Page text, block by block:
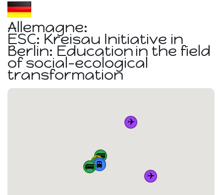
Allemagne:
ESC: Kreisau Initiative in
Berlin: Education in the field
of social-ecological
transformation
🏠
🚌
🚌
🚌
🚆
🚆
🚆
🚆
✈️
✈️